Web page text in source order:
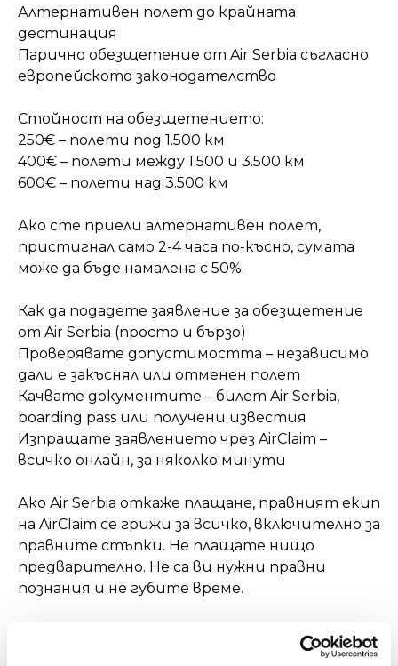
Алтернативен полет до крайната
дестинация
Парично обезщетение от Air Serbia съгласно
европейското законодателство
Стойност на обезщетението:
250€ – полети под 1.500 км
400€ – полети между 1.500 и 3.500 км
600€ – полети над 3.500 км
Ако сте приели алтернативен полет,
пристигнал само 2-4 часа по-късно, сумата
може да бъде намалена с 50%.
Как да подадете заявление за обезщетение
от Air Serbia (просто и бързо)
Проверявате допустимостта – независимо
дали е закъснял или отменен полет
Качвате документите – билет Air Serbia,
boarding pass или получени известия
Изпращате заявлението чрез AirClaim –
всичко онлайн, за няколко минути
Ако Air Serbia откаже плащане, правният екип
на AirClaim се грижи за всичко, включително за
правните стъпки. Не плащате нищо
предварително. Не са ви нужни правни
познания и не губите време.
Отказ за качване или свръхрезервиран полет